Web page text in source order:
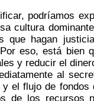
podríamos
cultura
que hagan
eso, está bien
y reducir el
al
el flujo de
de los recursos